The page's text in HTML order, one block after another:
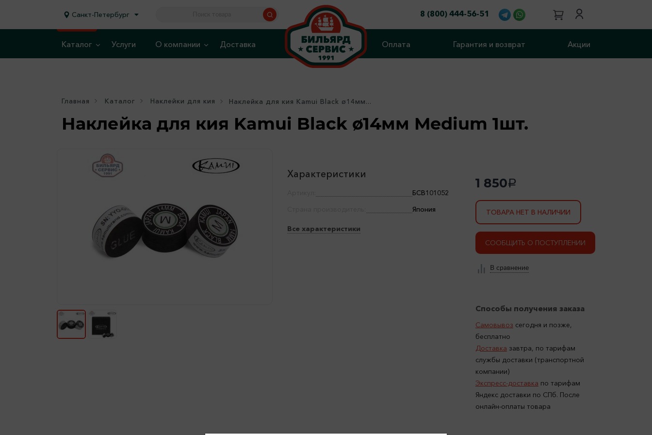
Санкт-Петербург 8 (800) 444-56-51
Каталог Услуги О компании Доставка Оплата Гарантия и возврат Акции
Главная Каталог Наклейки для кия Наклейка для кия Kamui Black ø14мм...
Наклейка для кия Kamui Black ø14мм Medium 1шт.
Характеристики
БСВ101052
Япония
Все характеристики
1 850a
ТОВАРА НЕТ В НАЛИЧИИ
СООБЩИТЬ О ПОСТУПЛЕНИИ
В сравнение
Способы получения заказа
Самовывоз сегодня и позже,
бесплатно
Доставка завтра, по тарифам
службы доставки (транспортной
компании)
Экспресс-доставка по тарифам
Яндекс доставки по СПб. После
онлайн-оплаты товара